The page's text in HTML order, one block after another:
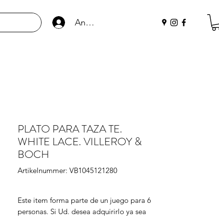
Anmelden
PLATO PARA TAZA TE.
WHITE LACE. VILLEROY &
BOCH
Artikelnummer: VB1045121280
Este item forma parte de un juego para 6
personas. Si Ud. desea adquirirlo ya sea